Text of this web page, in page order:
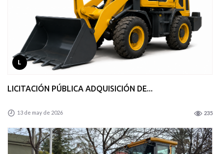
L
LICITACIÓN PÚBLICA ADQUISICIÓN DE...
13 de may de 2026 235